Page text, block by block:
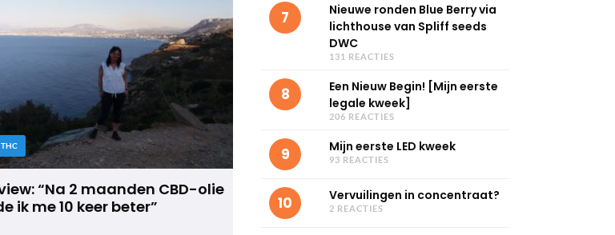
“Na 2 maanden CBD-olie
ik me 10 keer beter”
7
Nieuwe ronden Blue Berry via
lichthouse van Spliff seeds
DWC
131 REACTIES
8
Een Nieuw Begin! [Mijn eerste
legale kweek]
206 REACTIES
9 Mijn eerste LED kweek
93 REACTIES
10 Vervuilingen in concentraat?
2 REACTIES